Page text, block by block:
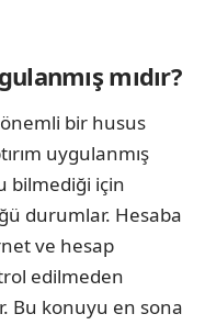
mıdır?
bir husus
uygulanmış
bilmediği için
durumlar. Hesaba
ve hesap
edilmeden
Bu konuyu en sona